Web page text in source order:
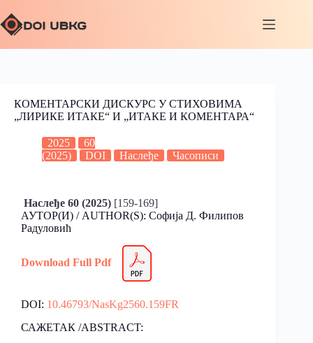
КОМЕНТАРСКИ ДИСКУРС У СТИХОВИМА
„ЛИРИКЕ ИТАКЕ“ И „ИТАКЕ И КОМЕНТАРА“
2025
60
(2025)
DOI Наслеђе Часописи
Наслеђе 60 (2025) [159-169]
АУТОР(И) / AUTHOR(S): Софија Д. Филипов
Радуловић
Download Full Pdf
DOI: 10.46793/NasKg2560.159FR
САЖЕТАК /ABSTRACT: